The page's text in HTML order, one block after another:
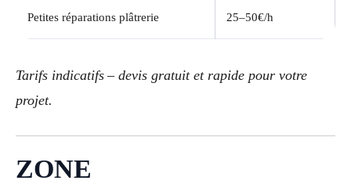
Petites réparations plâtrerie 25–50€/h
Tarifs indicatifs – devis gratuit et rapide pour votre
projet.
ZONE